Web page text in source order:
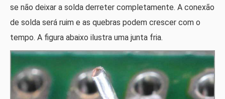
se não deixar a solda derreter completamente. A conexão
de solda será ruim e as quebras podem crescer com o
tempo. A figura abaixo ilustra uma junta fria.